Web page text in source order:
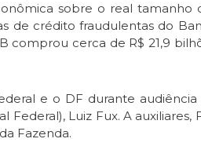
sobre o real tamanho
de crédito fraudulentas do
comprou cerca de R$ 21,9
e o DF durante audiência
Luiz Fux. A auxiliares,
Fazenda.